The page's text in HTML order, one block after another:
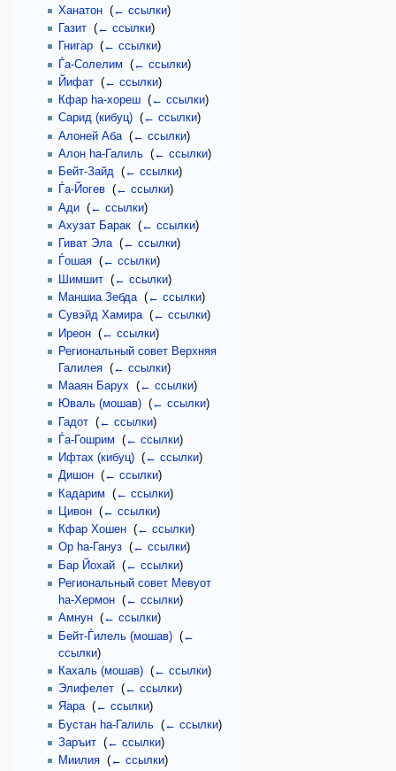
Ханатон ‎(← ссылки)
Газит ‎(← ссылки)
Гнигар ‎(← ссылки)
Ѓа-Солелим ‎(← ссылки)
Йифат ‎(← ссылки)
Кфар hа-хореш ‎(← ссылки)
Сарид (кибуц) ‎(← ссылки)
Алоней Аба ‎(← ссылки)
Алон hа-Галиль ‎(← ссылки)
Бейт-Зайд ‎(← ссылки)
Ѓа-Йогев ‎(← ссылки)
Ади ‎(← ссылки)
Ахузат Барак ‎(← ссылки)
Гиват Эла‎(← ссылки)
Ѓошая ‎(← ссылки)
Шимшит ‎(← ссылки)
Маншиа Зебда‎(← ссылки)
Сувэйд Хамира‎(← ссылки)
Иреон ‎(← ссылки)
Региональный совет Верхняя
Галилея ‎(← ссылки)
Мааян Барух ‎(← ссылки)
Юваль (мошав) ‎(← ссылки)
Гадот ‎(← ссылки)
Ѓа-Гошрим ‎(← ссылки)
Ифтах (кибуц) ‎(← ссылки)
Дишон ‎(← ссылки)
Кадарим ‎(← ссылки)
Цивон ‎(← ссылки)
Кфар Хошен ‎(← ссылки)
Ор hа-Гануз ‎(← ссылки)
Бар Йохай ‎(← ссылки)
Региональный совет Мевуот
hа-Хермон ‎(← ссылки)
Амнун ‎(← ссылки)
Бейт-Ѓилель (мошав) ‎(←
ссылки)
Кахаль (мошав) ‎(← ссылки)
Элифелет ‎(← ссылки)
Яара‎(← ссылки)
Бустан hа-Галиль ‎(← ссылки)
Заръит ‎(← ссылки)
Миилия ‎(← ссылки)